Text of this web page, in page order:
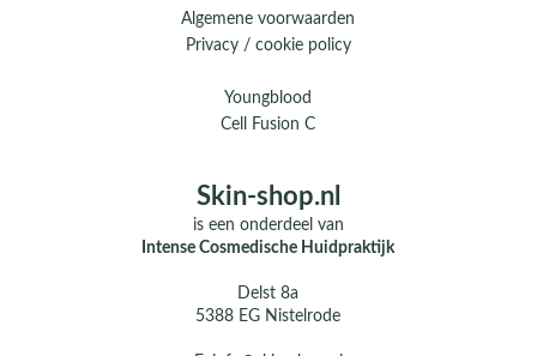
Algemene voorwaarden
Privacy / cookie policy
Youngblood
Cell Fusion C
Skin-shop.nl
is een onderdeel van
Intense Cosmedische Huidpraktijk
Delst 8a
5388 EG Nistelrode